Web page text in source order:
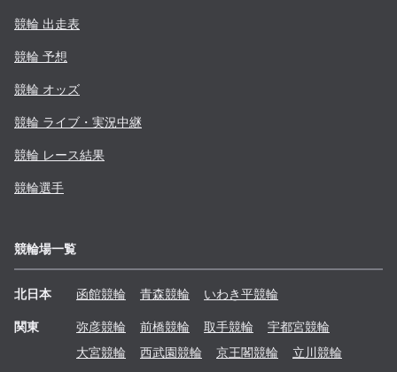
競輪 出走表
競輪 予想
競輪 オッズ
競輪 ライブ・実況中継
競輪 レース結果
競輪選手
競輪場一覧
北日本 函館競輪 青森競輪 いわき平競輪
関東 弥彦競輪 前橋競輪 取手競輪 宇都宮競輪
大宮競輪 西武園競輪 京王閣競輪 立川競輪